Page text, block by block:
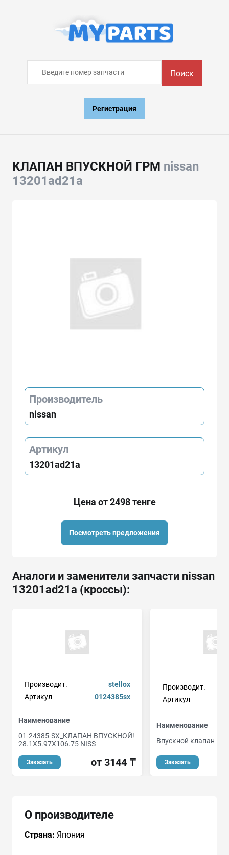
Поиск
Регистрация
КЛАПАН ВПУСКНОЙ ГРМ nissan
13201ad21a
Производитель
nissan
Артикул
13201ad21a
Цена от 2498 тенге
Посмотреть предложения
Аналоги и заменители запчасти nissan
13201ad21a (кроссы):
Производит.
stellox
Артикул
0124385sx
Наименование
01-24385-SX_КЛАПАН ВПУСКНОЙ!
28.1X5.97X106.75 NISS
Заказать от 3144 ₸
Производит.
Артикул
Наименование
Впускной клапан
Заказать
О производителе
Страна: Япония